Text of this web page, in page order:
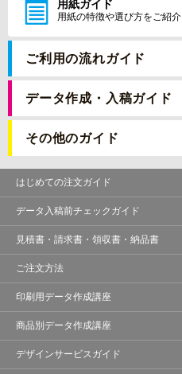
用紙ガイド
用紙の特徴や選び方をご紹介
ご利用の流れガイド
データ作成・入稿ガイド
その他のガイド
はじめての注文ガイド
データ入稿前チェックガイド
見積書・請求書・領収書・納品書
ご注文方法
印刷用データ作成講座
商品別データ作成講座
デザインサービスガイド